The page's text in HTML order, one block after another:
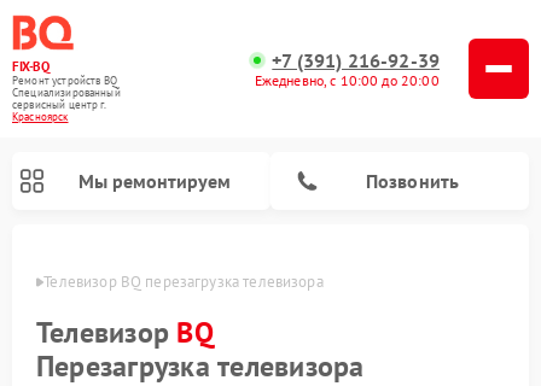
FIX-BQ
Ремонт устройств BQ
Специализированный
cервисный центр г.
Красноярск
+7 (391) 216-92-39
Ежедневно, с 10:00 до 20:00
Мы ремонтируем Позвонить
Телевизор BQ перезагрузка телевизора
Телевизор BQ
Перезагрузка телевизора